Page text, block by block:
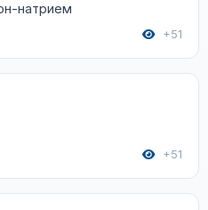
натрием
+51
+51